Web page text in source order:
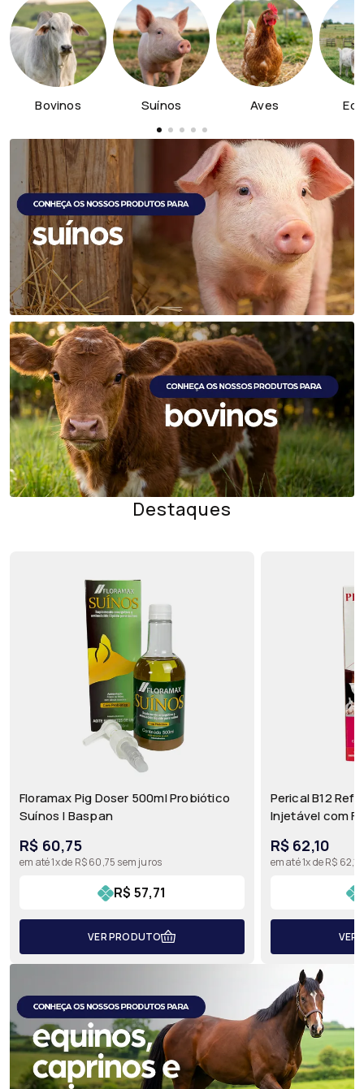
Bovinos Suínos Aves
Destaques
Floramax Pig Doser 500ml Probiótico
Suínos | Baspan
R$ 60,75
R$ 57,71
em até 1x de R$ 60,75 sem juros
VER PRODUTO
Perical B12
Injetável com
R$ 62,10
em até 1x de R$
VER